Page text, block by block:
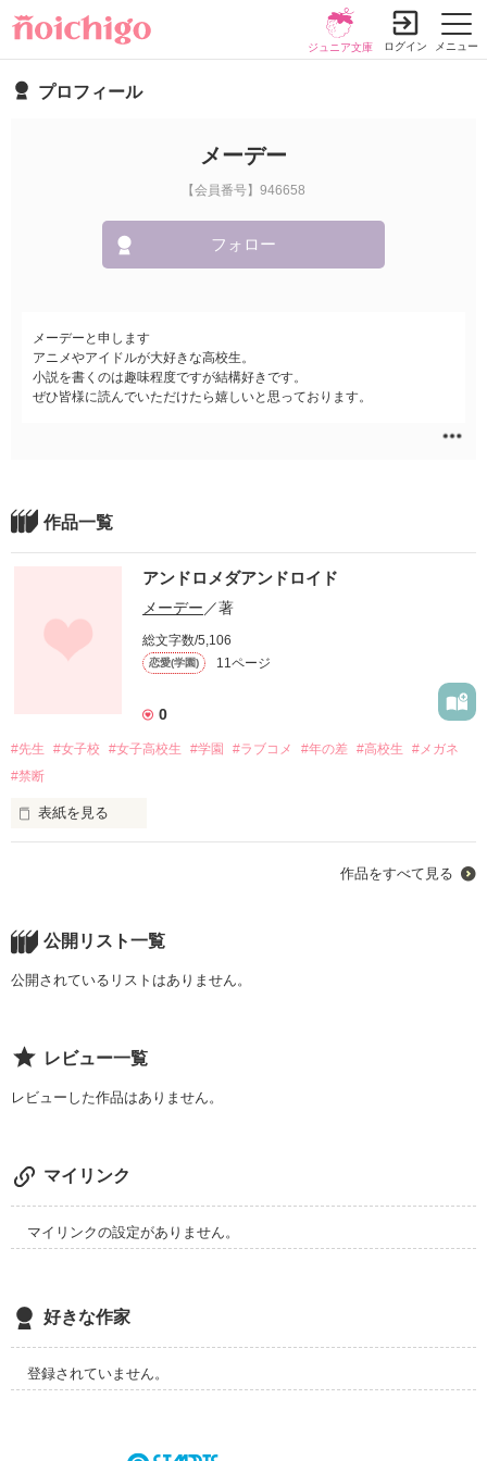
メニュー
ジュニア文庫 ログイン
プロフィール
メーデー
【会員番号】946658
フォロー
メーデーと申します
アニメやアイドルが大好きな高校生。
小説を書くのは趣味程度ですが結構好きです。
ぜひ皆様に読んでいただけたら嬉しいと思っております。
作品一覧
アンドロメダアンドロイド
メーデー ／著
総文字数/5,106
恋愛(学園) 11ページ
0
#先生 #女子校 #女子高校生 #学園 #ラブコメ #年の差 #高校生
#メガネ
#禁断
表紙を見る
好きでいられるのは、この３年間だけだから。
まだ好きでいてもいいですか。
アンドロイドだって。
恋をする。
どうしても、好きだから。
作品をすべて見る
公開リスト一覧
公開されているリストはありません。
レビュー一覧
レビューした作品はありません。
マイリンク
マイリンクの設定がありません。
好きな作家
登録されていません。